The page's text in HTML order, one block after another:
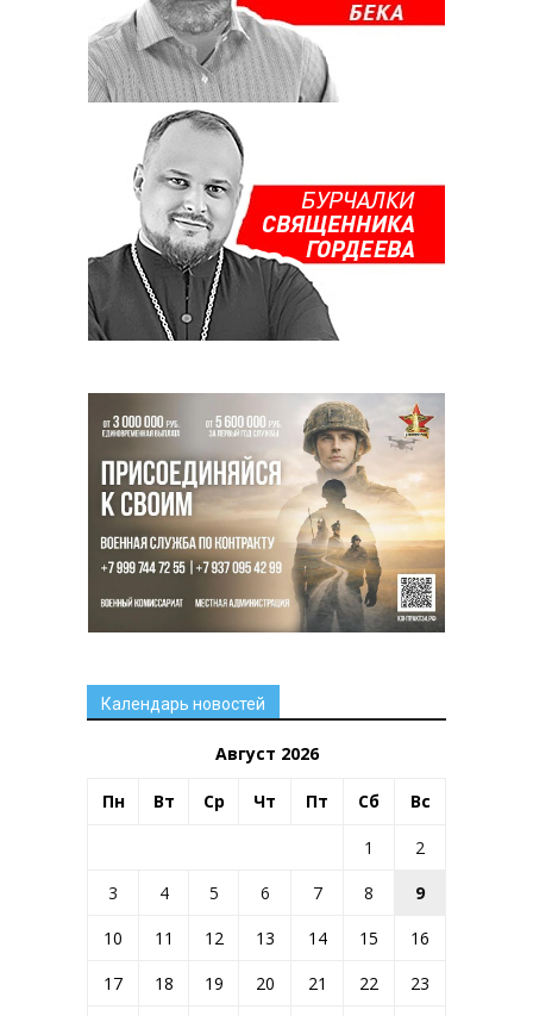
Календарь новостей
Август 2026
Пн Вт Ср Чт Пт Сб Вс
1
2
3
4 5 6 7 8
9
10
11 12 13 14 15
16
17
18 19 20 21 22
23